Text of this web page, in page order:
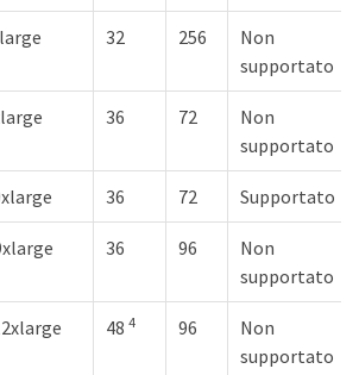
32 256
Non
supportato
36 72
Non
supportato
36 72 Supportato
36 96
Non
supportato
48 4 96
Non
supportato